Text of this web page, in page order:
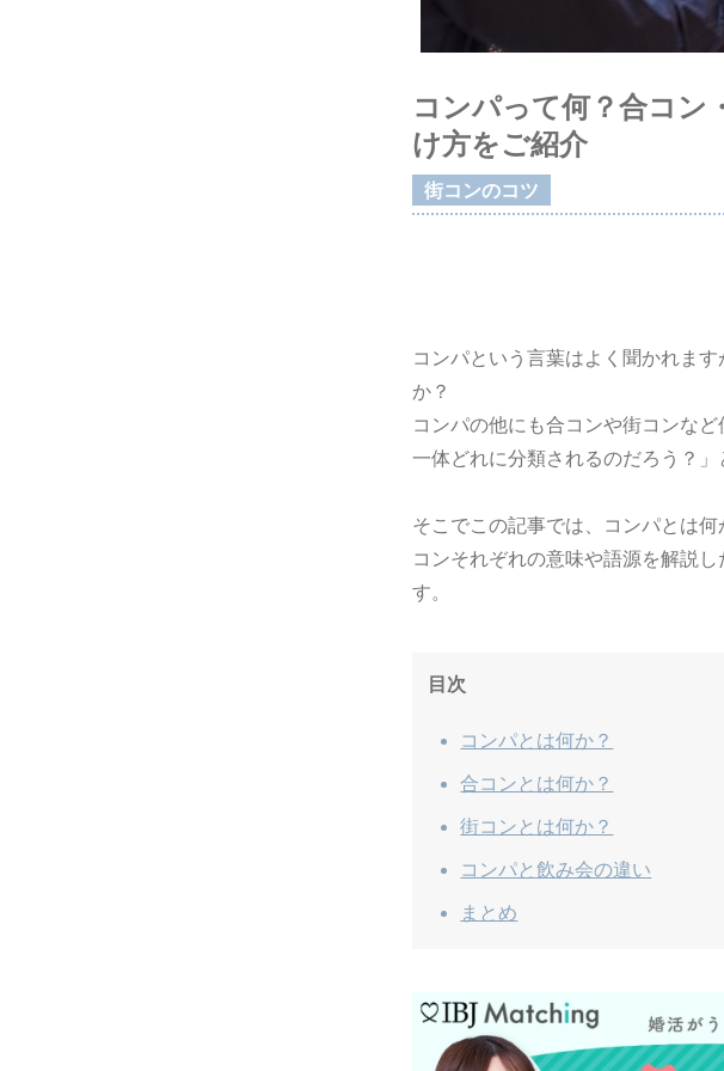
コンパって何？合コン
け方をご紹介
街コンのコツ
コンパという言葉はよく聞かれま
か？
コンパの他にも合コンや街コンな
一体どれに分類されるのだろう？」
そこでこの記事では、コンパとは
コンそれぞれの意味や語源を解説
す。
目次
コンパとは何か？
合コンとは何か？
街コンとは何か？
コンパと飲み会の違い
まとめ